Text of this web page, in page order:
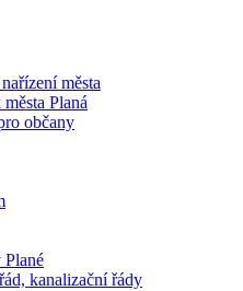
města
Planá
občany
kanalizační řády